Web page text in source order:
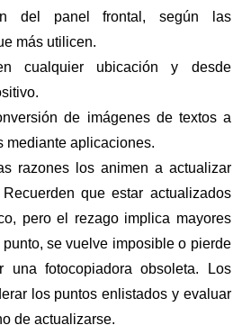
del panel frontal, según las
más utilicen.
cualquier ubicación y desde
de imágenes de textos a
mediante aplicaciones.
razones los animen a actualizar
que estar actualizados
pero el rezago implica mayores
se vuelve imposible o pierde
una fotocopiadora obsoleta. Los
los puntos enlistados y evaluar
de actualizarse.